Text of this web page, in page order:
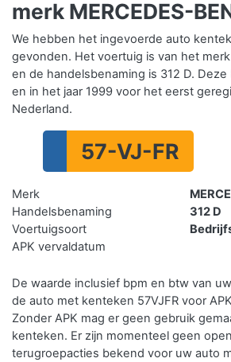
merk MERCEDES-
We hebben het ingevoerde auto
gevonden. Het voertuig is van het merk
en de handelsbenaming is 312 D.
en in het jaar 1999 voor het eerst
Nederland.
57-VJ-FR
Merk
Handelsbenaming
312 D
Voertuigsoort
APK vervaldatum
De waarde inclusief bpm en btw van
de auto met kenteken 57VJFR voor
Zonder APK mag er geen gebruik
kenteken. Er zijn momenteel geen
terugroepacties bekend voor uw auto